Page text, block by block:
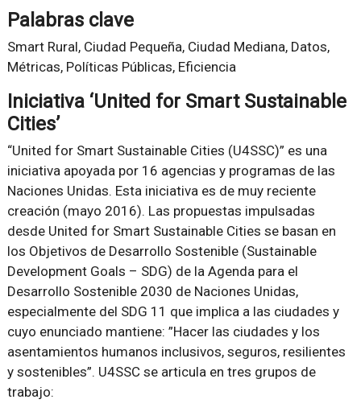
Palabras clave
Smart Rural, Ciudad Pequeña, Ciudad Mediana, Datos,
Métricas, Políticas Públicas, Eficiencia
Iniciativa ‘United for Smart Sustainable
Cities’
“United for Smart Sustainable Cities (U4SSC)” es una
iniciativa apoyada por 16 agencias y programas de las
Naciones Unidas. Esta iniciativa es de muy reciente
creación (mayo 2016). Las propuestas impulsadas
desde United for Smart Sustainable Cities se basan en
los Objetivos de Desarrollo Sostenible (Sustainable
Development Goals – SDG) de la Agenda para el
Desarrollo Sostenible 2030 de Naciones Unidas,
especialmente del SDG 11 que implica a las ciudades y
cuyo enunciado mantiene: ”Hacer las ciudades y los
asentamientos humanos inclusivos, seguros, resilientes
y sostenibles”. U4SSC se articula en tres grupos de
trabajo: